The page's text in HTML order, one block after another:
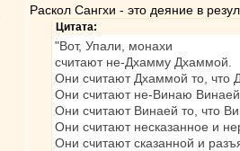
Раскол Сангхи - это деяние в
Цитата:
"Вот, Упали, монахи
считают не-Дхамму Дхаммой.
Они считают Дхаммой то, что
Они считают не-Винаю Винаей.
Они считают Винаей то, что
Они считают несказанное и
Они считают сказанной и